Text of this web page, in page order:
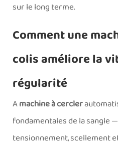
sur le long terme.
Comment une
colis améliore la
régularité
Amachine à cercler
fondamentales de la sangle
tensionnement, scellement